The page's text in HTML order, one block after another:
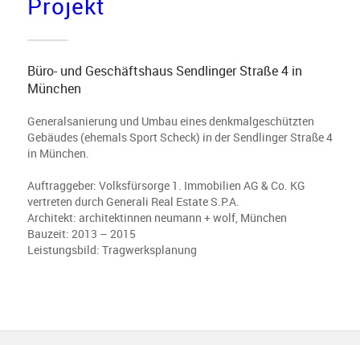
Büro- und Geschäftshaus Sendlinger Straße 4 in
München
Generalsanierung und Umbau eines denkmalgeschützten
Gebäudes (ehemals Sport Scheck) in der Sendlinger Straße 4
in München.
Auftraggeber: Volksfürsorge 1. Immobilien AG & Co. KG
vertreten durch Generali Real Estate S.P.A.
Architekt: architektinnen neumann + wolf, München
Bauzeit: 2013 – 2015
Leistungsbild: Tragwerksplanung